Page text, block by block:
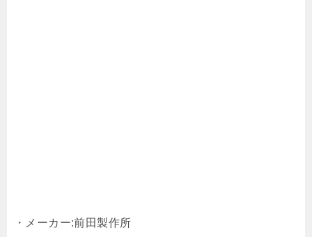
・メーカー:前田製作所